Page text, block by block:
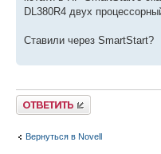
DL380R4 двух
Ставили через SmartStart?
Ответить
Вернуться в Novell